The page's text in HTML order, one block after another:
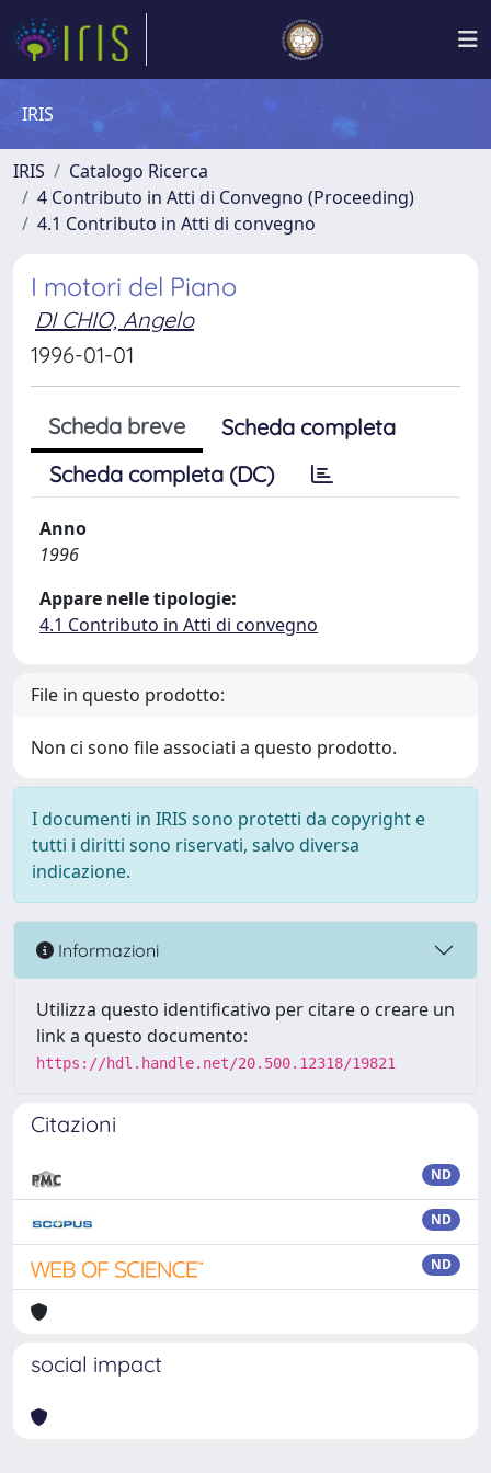
IRIS
IRIS
Catalogo Ricerca
4 Contributo in Atti di Convegno (Proceeding)
4.1 Contributo in Atti di convegno
I motori del Piano
DI CHIO, Angelo
1996-01-01
Scheda breve
Scheda completa
Scheda completa (DC)
Anno
1996
Appare nelle tipologie:
4.1 Contributo in Atti di convegno
File in questo prodotto:
Non ci sono file associati a questo prodotto.
I documenti in IRIS sono protetti da copyright e
tutti i diritti sono riservati, salvo diversa
indicazione.
Informazioni
Utilizza questo identificativo per citare o creare un
link a questo documento:
https://hdl.handle.net/20.500.12318/19821
Citazioni
ND
ND
ND
social impact